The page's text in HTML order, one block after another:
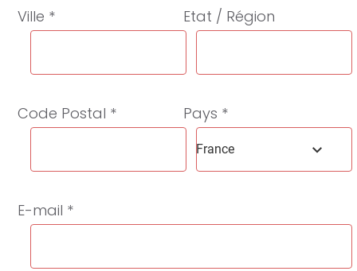
Ville * Etat / Région
Code Postal * Pays *
France
E-mail *